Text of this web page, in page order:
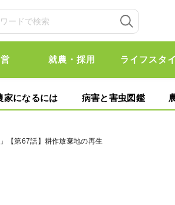
就農・採用 ライフスタ
家になるには 病害と害虫図鑑
【第67話】耕作放棄地の再生